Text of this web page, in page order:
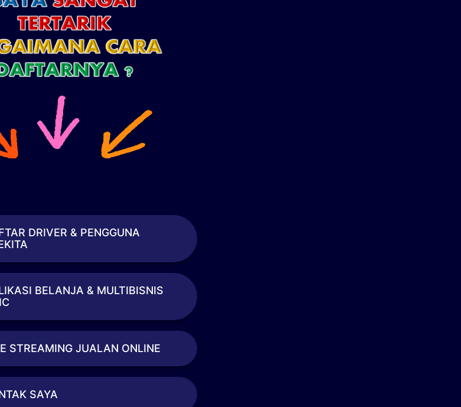
DRIVER & PENGGUNA
BELANJA & MULTIBISNIS
STREAMING JUALAN ONLINE
SAYA